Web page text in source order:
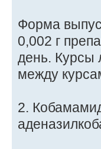
Форма
0,002 г
день. Курсы
между
2.